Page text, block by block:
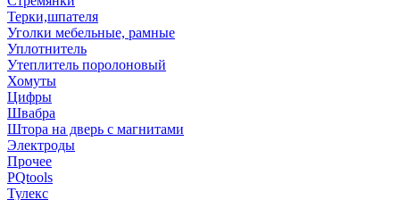
Терки,шпателя
Уголки мебельные, рамные
Уплотнитель
Утеплитель поролоновый
Хомуты
Цифры
Швабра
Штора на дверь с магнитами
Электроды
Прочее
PQtools
Тулекс